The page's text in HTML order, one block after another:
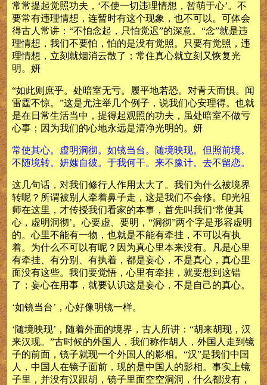
常常提起觉照功夫，‘不使一切违理情想，暂萌于心’。不
要常有违理情想，连暂时有这个现象，也不可以。可体会
得古人常讲：“不怕念起，只怕觉迟”的深意。“念”就是违
理情想，我们不要怕，怕的是没有觉照。只要有觉照，违
理情想，立刻就烟消云散了；常住真心就立刻又恢复光
明。妍
“如此则庶乎。处暗室无亏。履平地若恐。对青天而惧。闻
雷霆不惊。”这是尤注举几个例子，说我们心安理得。也就
是在日常生活当中，提得起观照的功夫，虽处暗室不做亏
心事；因为我们的心地永远是清净光明的。妍
常使其心。虚明洞彻。如镜当台。随境映现。但照前境。
不随境转。妍媸自彼。于我何干。来不豫计。去不留恋。
这几句话，对我们修行人作用太大了。我们为什么被境界
转呢？所谓被别人牵着鼻子走，这是我们不会修。印光祖
师在这里，才传授我们看家的本事，首先叫我们‘常使其
心，虚明洞彻’。心要虚、要明，“洞彻”两个字是形容虚明
的。心里不能有一物，也就是不能有牵挂，不可以有执
着。为什么不可以有呢？因为真心里本来没有。凡是心里
有牵挂、有分别、有执着，都是妄心，不是真心，真心里
面没有这些。我们要觉悟，心里有牵挂，就要想到这错
了；妄心在用事，就要认识这是妄心，不是自己的真心。
‘如镜当台’，心好像明镜一样。
‘随境映现’，随着外面的境界，古人所讲：“胡来胡现，汉
来汉现。”古时候的外国人，我们称作胡人，外国人走到镜
子的前面，镜子就现一个外国人的影相。“汉”是我们中国
人，中国人在镜子面前，现的是中国人的影相。事实上镜
子里，并没有汉跟胡，镜子里面空空洞洞，什么都没有，